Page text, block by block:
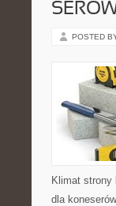
POSTED
Klimat strony
dla